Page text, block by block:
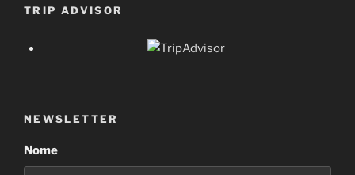
TRIP ADVISOR
NEWSLETTER
Nome